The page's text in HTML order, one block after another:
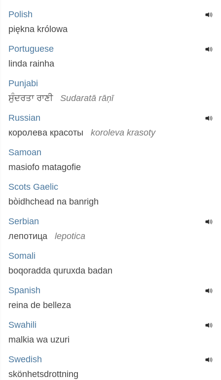
Polish
piękna królowa
Portuguese
linda rainha
Punjabi
ਸੁੰਦਰਤਾ ਰਾਣੀ
Sudaratā rāṇī
Russian
королева красоты
koroleva krasoty
Samoan
masiofo matagofie
Scots Gaelic
bòidhchead na banrigh
Serbian
лепотица
lepotica
Somali
boqoradda quruxda badan
Spanish
reina de belleza
Swahili
malkia wa uzuri
Swedish
skönhetsdrottning